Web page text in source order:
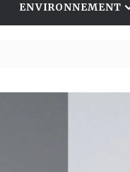
ENVIRONNEMENT